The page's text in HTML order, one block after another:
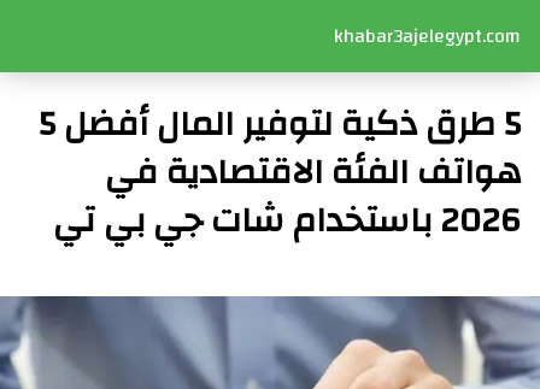
khabar3ajelegypt.com
5 طرق ذكية لتوفير المال أفضل 5
هواتف الفئة الاقتصادية في
2026 باستخدام شات جي بي تي